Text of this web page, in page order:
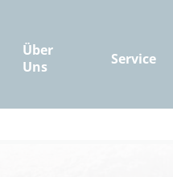
Über
Uns
Service